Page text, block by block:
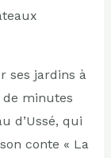
ses jardins à
de minutes
d’Ussé, qui
conte « La